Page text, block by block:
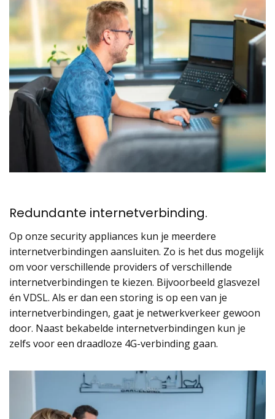
Redundante internetverbinding.
Op onze securityappliances kun je meerdere
internetverbindingen aansluiten. Zo is het dus mogelijk
om voor verschillende providers of verschillende
internetverbindingen te kiezen. Bijvoorbeeld glasvezel
én VDSL. Als er dan een storing is op een van je
internetverbindingen, gaat je netwerkverkeer gewoon
door. Naast bekabelde internetverbindingen kun je
zelfs voor een draadloze 4G-verbinding gaan.